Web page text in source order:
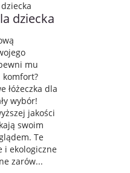
dziecka
mu
komfort?
łóżeczka dla
wybór!
jakości
swoim
Te
i ekologiczne
zarów...